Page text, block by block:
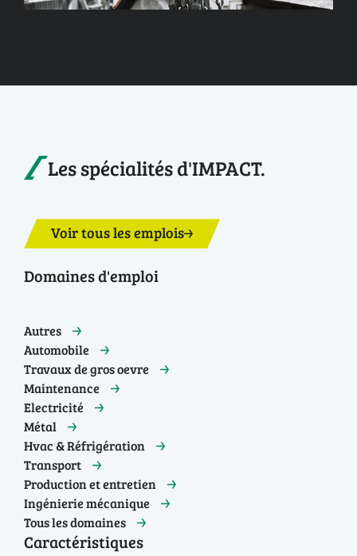
Les spécialités d'IMPACT.
Voir tous les emplois
Domaines d'emploi
Autres
Automobile
Travaux de gros oevre
Maintenance
Electricité
Métal
Hvac & Réfrigération
Transport
Production et entretien
Ingénierie mécanique
Tous les domaines
Caractéristiques